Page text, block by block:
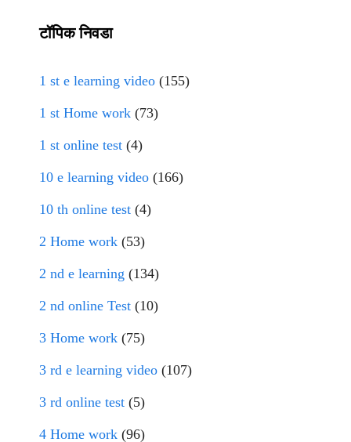
टॉपिक निवडा
1 st e learning video (155)
1 st Home work (73)
1 st online test (4)
10 e learning video (166)
10 th online test (4)
2 Home work (53)
2 nd e learning (134)
2 nd online Test (10)
3 Home work (75)
3 rd e learning video (107)
3 rd online test (5)
4 Home work (96)